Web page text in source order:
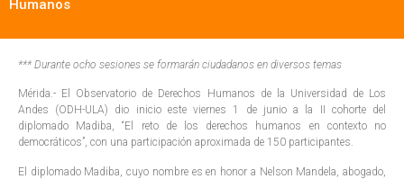
Humanos
*** Durante ocho sesiones se formarán ciudadanos en diversos temas
Mérida.- El Observatorio de Derechos Humanos de la Universidad de Los
Andes (ODH-ULA) dio inicio este viernes 1 de junio a la II cohorte del
diplomado Madiba, “El reto de los derechos humanos en contexto no
democráticos”, con una participación aproximada de 150 participantes.
El diplomado Madiba, cuyo nombre es en honor a Nelson Mandela, abogado,